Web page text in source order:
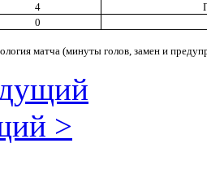
4
0
матча (минуты голов, замен и
>